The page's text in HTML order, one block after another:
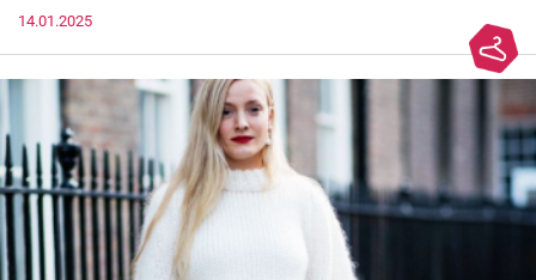
14.01.2025